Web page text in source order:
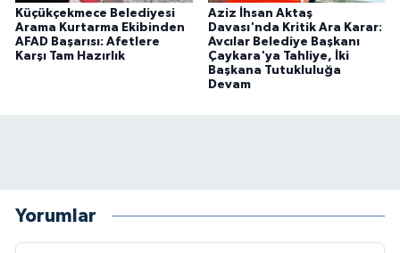
Küçükçekmece Belediyesi
Arama Kurtarma Ekibinden
AFAD Başarısı: Afetlere
Karşı Tam Hazırlık
Aziz İhsan Aktaş
Davası'nda Kritik Ara Karar:
Avcılar Belediye Başkanı
Çaykara'ya Tahliye, İki
Başkana Tutukluluğa
Devam
Yorumlar